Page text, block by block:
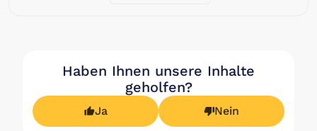
Haben Ihnen unsere Inhalte
geholfen?
Ja Nein